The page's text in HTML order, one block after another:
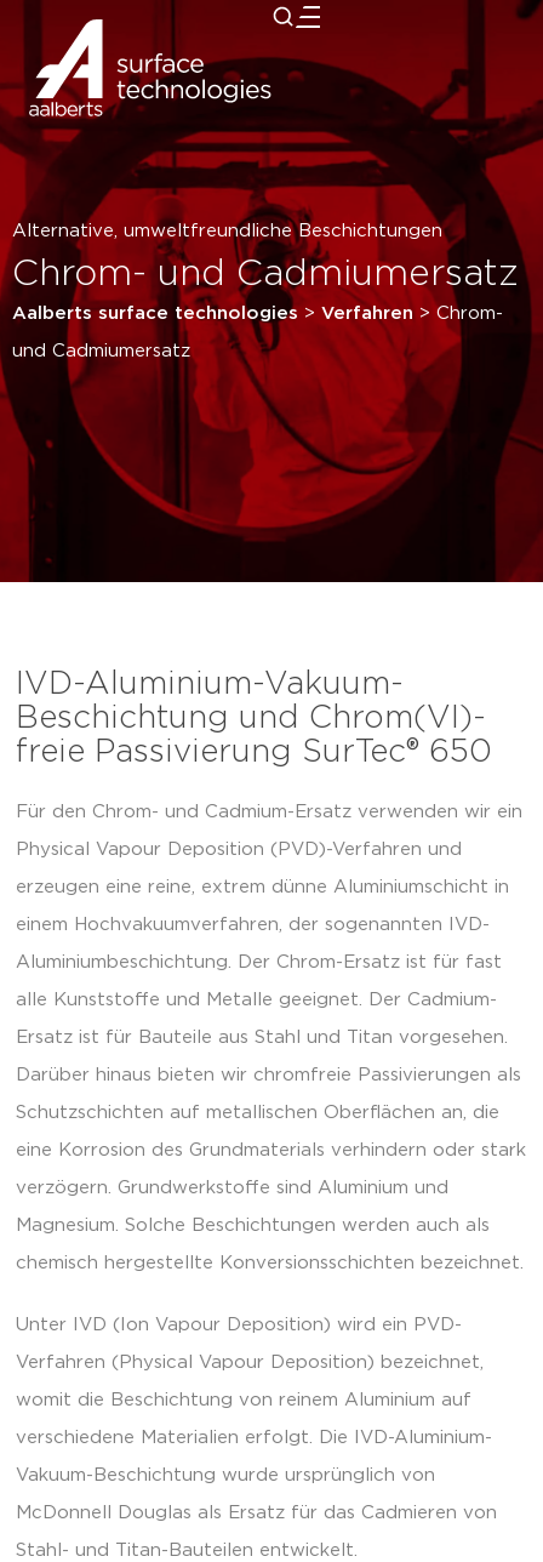
Alternative, umweltfreundliche Beschichtungen
Chrom- und Cadmiumersatz
Aalberts surface technologies > Verfahren > Chrom-
und Cadmiumersatz
IVD-Aluminium-Vakuum-
Beschichtung und Chrom(VI)-
freie Passivierung SurTec® 650
Für den Chrom- und Cadmium-Ersatz verwenden wir ein
Physical Vapour Deposition (PVD)-Verfahren und
erzeugen eine reine, extrem dünne Aluminiumschicht in
einem Hochvakuumverfahren, der sogenannten IVD-
Aluminiumbeschichtung. Der Chrom-Ersatz ist für fast
alle Kunststoffe und Metalle geeignet. Der Cadmium-
Ersatz ist für Bauteile aus Stahl und Titan vorgesehen.
Darüber hinaus bieten wir chromfreie Passivierungen als
Schutzschichten auf metallischen Oberflächen an, die
eine Korrosion des Grundmaterials verhindern oder stark
verzögern. Grundwerkstoffe sind Aluminium und
Magnesium. Solche Beschichtungen werden auch als
chemisch hergestellte Konversionsschichten bezeichnet.
Unter IVD (Ion Vapour Deposition) wird ein PVD-
Verfahren (Physical Vapour Deposition) bezeichnet,
womit die Beschichtung von reinem Aluminium auf
verschiedene Materialien erfolgt. Die IVD-Aluminium-
Vakuum-Beschichtung wurde ursprünglich von
McDonnell Douglas als Ersatz für das Cadmieren von
Stahl- und Titan-Bauteilen entwickelt.